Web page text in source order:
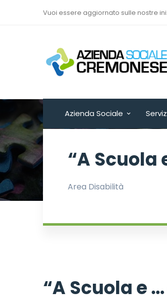
Vuoi essere aggiornato sulle nostre
Via Sant’Antonio del
Fuoco n. 9/A
Cremona - ITALY
Azienda Sociale
“A Scuola
Area Disabilità
“A Scuola e